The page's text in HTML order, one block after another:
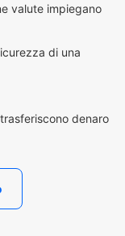
valute impiegano
di una
denaro